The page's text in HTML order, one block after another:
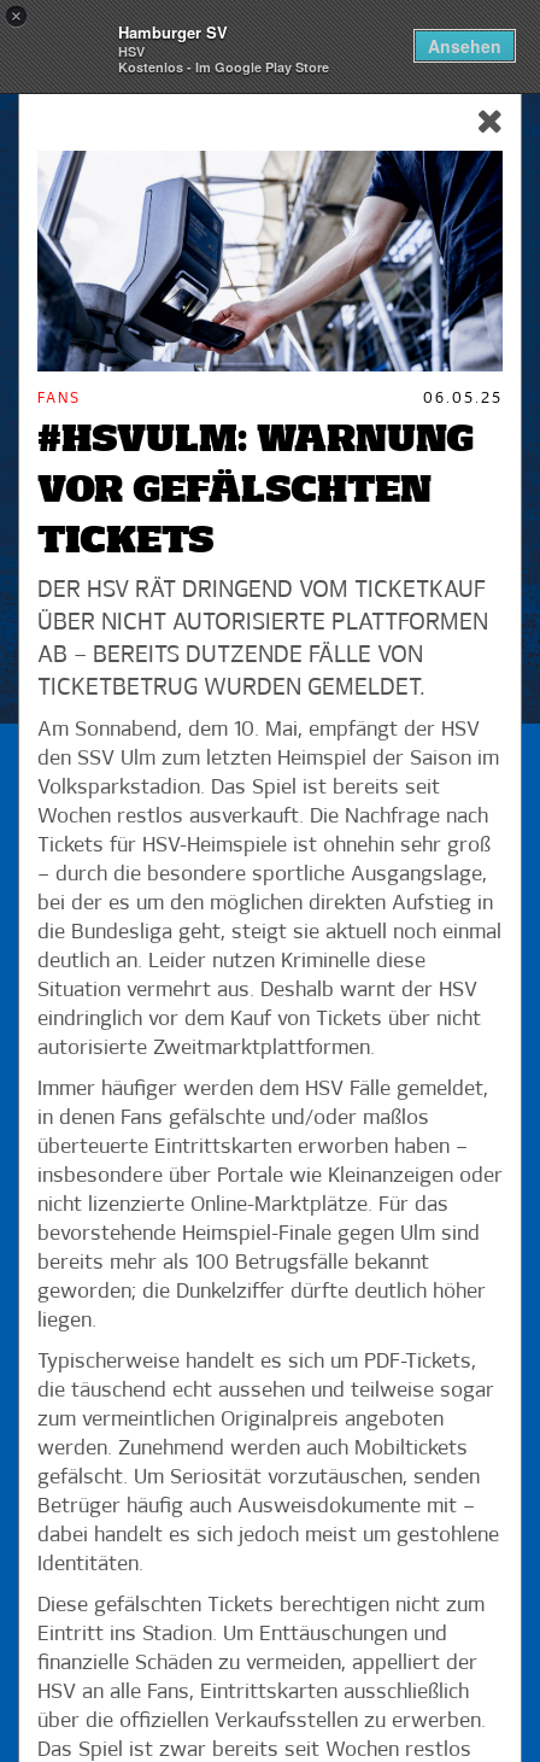
×
Hamburger SV
HSV
Kostenlos - Im Google Play Store
Ansehen
skip_navigation
FANS 06.05.25
#HSVULM: WARNUNG
VOR GEFÄLSCHTEN
TICKETS
DER HSV RÄT DRINGEND VOM TICKETKAUF
ÜBER NICHT AUTORISIERTE PLATTFORMEN
AB – BEREITS DUTZENDE FÄLLE VON
TICKETBETRUG WURDEN GEMELDET.
Am Sonnabend, dem 10. Mai, empfängt der HSV
den SSV Ulm zum letzten Heimspiel der Saison im
Volksparkstadion. Das Spiel ist bereits seit
Wochen restlos ausverkauft. Die Nachfrage nach
Tickets für HSV-Heimspiele ist ohnehin sehr groß
– durch die besondere sportliche Ausgangslage,
bei der es um den möglichen direkten Aufstieg in
die Bundesliga geht, steigt sie aktuell noch einmal
deutlich an. Leider nutzen Kriminelle diese
Situation vermehrt aus. Deshalb warnt der HSV
eindringlich vor dem Kauf von Tickets über nicht
autorisierte Zweitmarktplattformen.
Immer häufiger werden dem HSV Fälle gemeldet,
in denen Fans gefälschte und/oder maßlos
überteuerte Eintrittskarten erworben haben –
insbesondere über Portale wie Kleinanzeigen oder
nicht lizenzierte Online-Marktplätze. Für das
bevorstehende Heimspiel-Finale gegen Ulm sind
bereits mehr als 100 Betrugsfälle bekannt
geworden; die Dunkelziffer dürfte deutlich höher
liegen.
Typischerweise handelt es sich um PDF-Tickets,
die täuschend echt aussehen und teilweise sogar
zum vermeintlichen Originalpreis angeboten
werden. Zunehmend werden auch Mobiltickets
gefälscht. Um Seriosität vorzutäuschen, senden
Betrüger häufig auch Ausweisdokumente mit –
dabei handelt es sich jedoch meist um gestohlene
Identitäten.
Diese gefälschten Tickets berechtigen nicht zum
Eintritt ins Stadion. Um Enttäuschungen und
finanzielle Schäden zu vermeiden, appelliert der
HSV an alle Fans, Eintrittskarten ausschließlich
über die offiziellen Verkaufsstellen zu erwerben.
Das Spiel ist zwar bereits seit Wochen restlos